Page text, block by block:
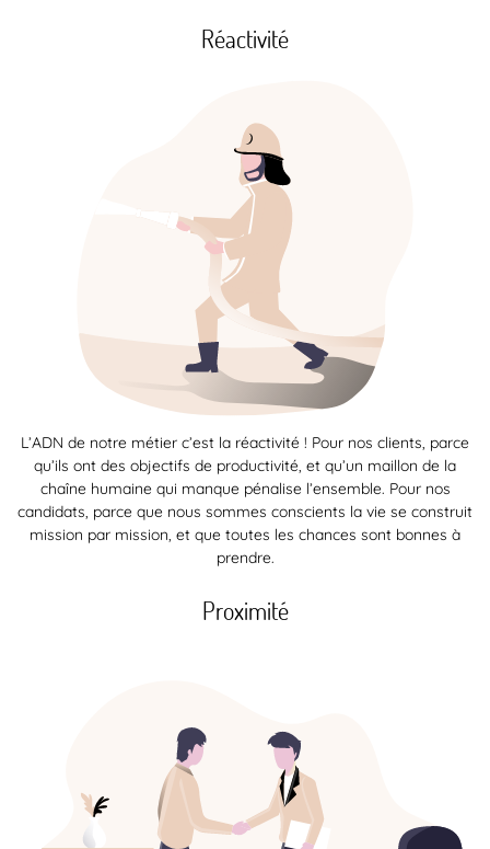
Réactivité
L’ADN de notre métier c’est la réactivité ! Pour nos clients, parce
qu’ils ont des objectifs de productivité, et qu’un maillon de la
chaîne humaine qui manque pénalise l’ensemble. Pour nos
candidats, parce que nous sommes conscients la vie se construit
mission par mission, et que toutes les chances sont bonnes à
prendre.
Proximité